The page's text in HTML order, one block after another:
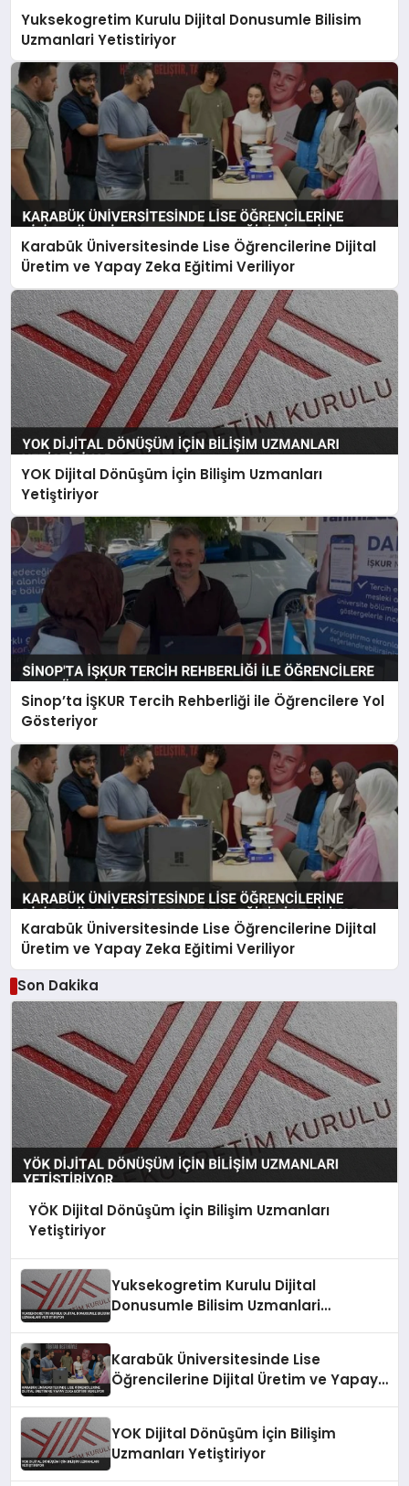
Yuksekogretim Kurulu Dijital Donusumle Bilisim
Uzmanlari Yetistiriyor
Karabük Üniversitesinde Lise Öğrencilerine Dijital
Üretim ve Yapay Zeka Eğitimi Veriliyor
YOK Dijital Dönüşüm İçin Bilişim Uzmanları
Yetiştiriyor
Sinop’ta İŞKUR Tercih Rehberliği ile Öğrencilere Yol
Gösteriyor
Karabük Üniversitesinde Lise Öğrencilerine Dijital
Üretim ve Yapay Zeka Eğitimi Veriliyor
Son Dakika
YÖK Dijital Dönüşüm İçin Bilişim Uzmanları
Yetiştiriyor
Yuksekogretim Kurulu Dijital
Donusumle Bilisim Uzmanlari
Karabük Üniversitesinde Lise
Öğrencilerine Dijital Üretim ve Yapay
YOK Dijital Dönüşüm İçin Bilişim
Uzmanları Yetiştiriyor